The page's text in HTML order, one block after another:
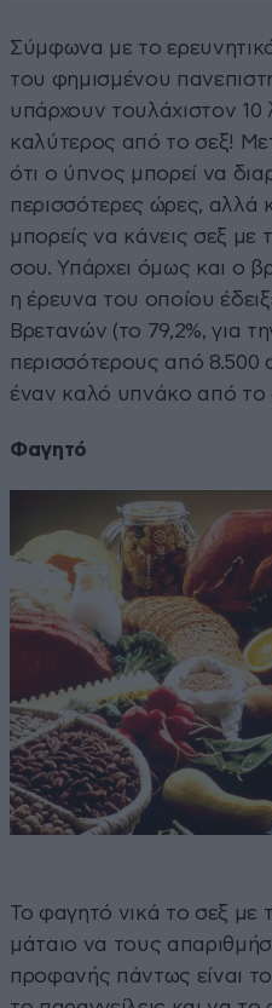
Σύμφωνα με το
του φημισμένου
υπάρχουν τουλάχιστον 10
καλύτερος από το σεξ!
ότι ο ύπνος μπορεί να
περισσότερες ώρες, αλλά
μπορείς να κάνεις σεξ με
σου. Υπάρχει όμως και ο
η έρευνα του οποίου
Βρετανών (το 79,2%, για
περισσότερους από
έναν καλό υπνάκο από το
Φαγητό
Το φαγητό νικά το σεξ με
μάταιο να τους
προφανής πάντως είναι